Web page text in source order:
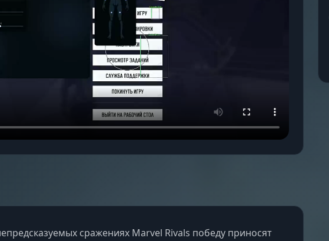
сражениях Marvel Rivals победу приносят